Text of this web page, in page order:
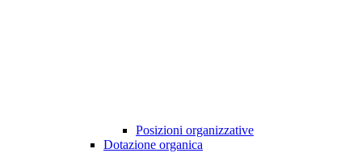
Posizioni organizzative
Dotazione organica